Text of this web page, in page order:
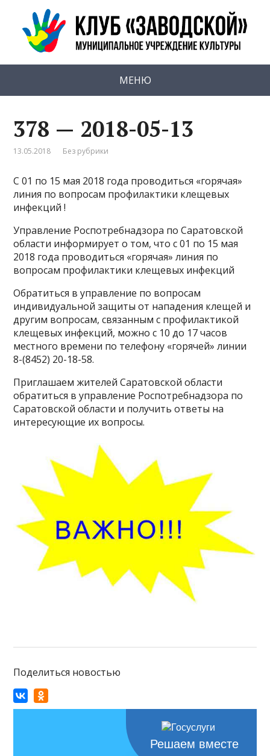
МЕНЮ
378 — 2018-05-13
13.05.2018 Без рубрики
С 01 по 15 мая 2018 года проводиться «горячая»
линия по вопросам профилактики клещевых
инфекций !
Управление Роспотребнадзора по Саратовской
области информирует о том, что с 01 по 15 мая
2018 года проводиться «горячая» линия по
вопросам профилактики клещевых инфекций
Обратиться в управление по вопросам
индивидуальной защиты от нападения клещей и
другим вопросам, связанным с профилактикой
клещевых инфекций, можно с 10 до 17 часов
местного времени по телефону «горячей» линии
8-(8452) 20-18-58.
Приглашаем жителей Саратовской области
обратиться в управление Роспотребнадзора по
Саратовской области и получить ответы на
интересующие их вопросы.
Поделиться новостью
Решаем вместе